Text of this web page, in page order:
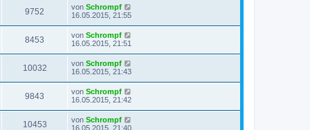
9752 von Schrompf
16.05.2015, 21:55
8453 von Schrompf
16.05.2015, 21:51
10032 von Schrompf
16.05.2015, 21:43
9843 von Schrompf
16.05.2015, 21:42
10453 von Schrompf
16.05.2015, 21:40